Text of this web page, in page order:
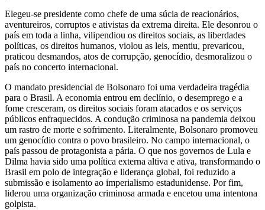
Elegeu-se presidente como chefe de uma súcia de reacionários,
aventureiros, corruptos e ativistas da extrema direita. Ele desonrou o
país em toda a linha, vilipendiou os direitos sociais, as liberdades
políticas, os direitos humanos, violou as leis, mentiu, prevaricou,
praticou desmandos, atos de corrupção, genocídio, desmoralizou o
país no concerto internacional.
O mandato presidencial de Bolsonaro foi uma verdadeira tragédia
para o Brasil. A economia entrou em declínio, o desemprego e a
fome cresceram, os direitos sociais foram atacados e os serviços
públicos enfraquecidos. A condução criminosa na pandemia deixou
um rastro de morte e sofrimento. Literalmente, Bolsonaro promoveu
um genocídio contra o povo brasileiro. No campo internacional, o
país passou de protagonista a pária. O que nos governos de Lula e
Dilma havia sido uma política externa altiva e ativa, transformando o
Brasil em polo de integração e liderança global, foi reduzido a
submissão e isolamento ao imperialismo estadunidense. Por fim,
liderou uma organização criminosa armada e encetou uma intentona
golpista.